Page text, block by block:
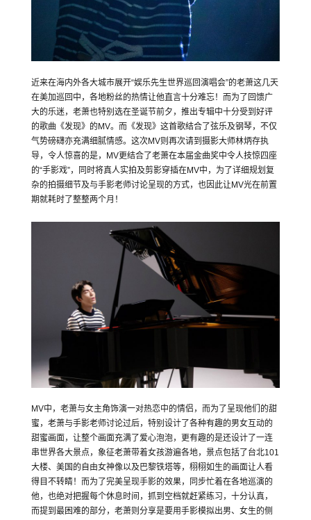
近来在海内外各大城市展开“娱乐先生世界巡回演唱会”的老萧这几天
在美加巡回中，各地粉丝的热情让他直言十分难忘！而为了回馈广
大的乐迷，老萧也特别选在圣诞节前夕，推出专辑中十分受到好评
的歌曲《发现》的MV。而《发现》这首歌结合了弦乐及钢琴，不仅
气势磅礴亦充满细腻情感。这次MV则再次请到摄影大师林炳存执
导，令人惊喜的是，MV更结合了老萧在本届金曲奖中令人技惊四座
的“手影戏”，同时将真人实拍及剪影穿插在MV中，为了详细规划复
杂的拍摄细节及与手影老师讨论呈现的方式，也因此让MV光在前置
期就耗时了整整两个月！
MV中，老萧与女主角饰演一对热恋中的情侣，而为了呈现他们的甜
蜜，老萧与手影老师讨论过后，特别设计了各种有趣的男女互动的
甜蜜画面，让整个画面充满了爱心泡泡，更有趣的是还设计了一连
串世界各大景点，象征老萧带着女孩游遍各地，景点包括了台北101
大楼、美国的自由女神像以及巴黎铁塔等，栩栩如生的画面让人看
得目不转睛！而为了完美呈现手影的效果，同步忙着在各地巡演的
他，也绝对把握每个休息时间，抓到空档就赶紧练习，十分认真，
而提到最困难的部分，老萧则分享是要用手影模拟出男、女生的侧